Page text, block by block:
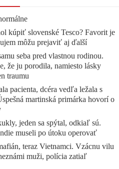
kúpiť slovenské Tesco? Favorit je
môžu prejaviť aj ďalší
seba pred vlastnou rodinou.
že ju porodila, namiesto lásky
traumu
pacienta, dcéra vedľa ležala s
martinská primárka hovorí o
jeden sa spýtal, odkiaľ sú.
museli po útoku operovať
teraz Vietnamci. Vzácnu vilu
muži, polícia zatiaľ